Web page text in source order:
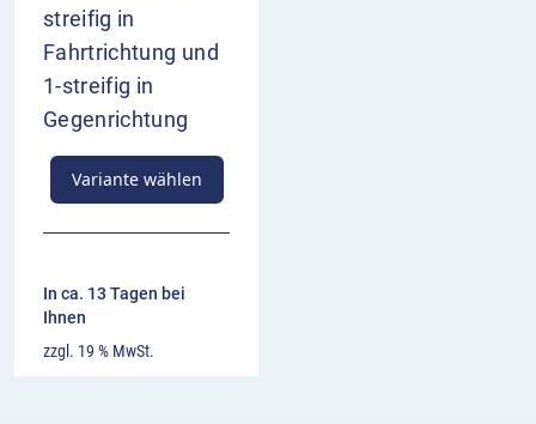
streifig in
Fahrtrichtung und
1-streifig in
Gegenrichtung
Variante wählen
In ca. 13 Tagen bei
Ihnen
zzgl. 19 % MwSt.